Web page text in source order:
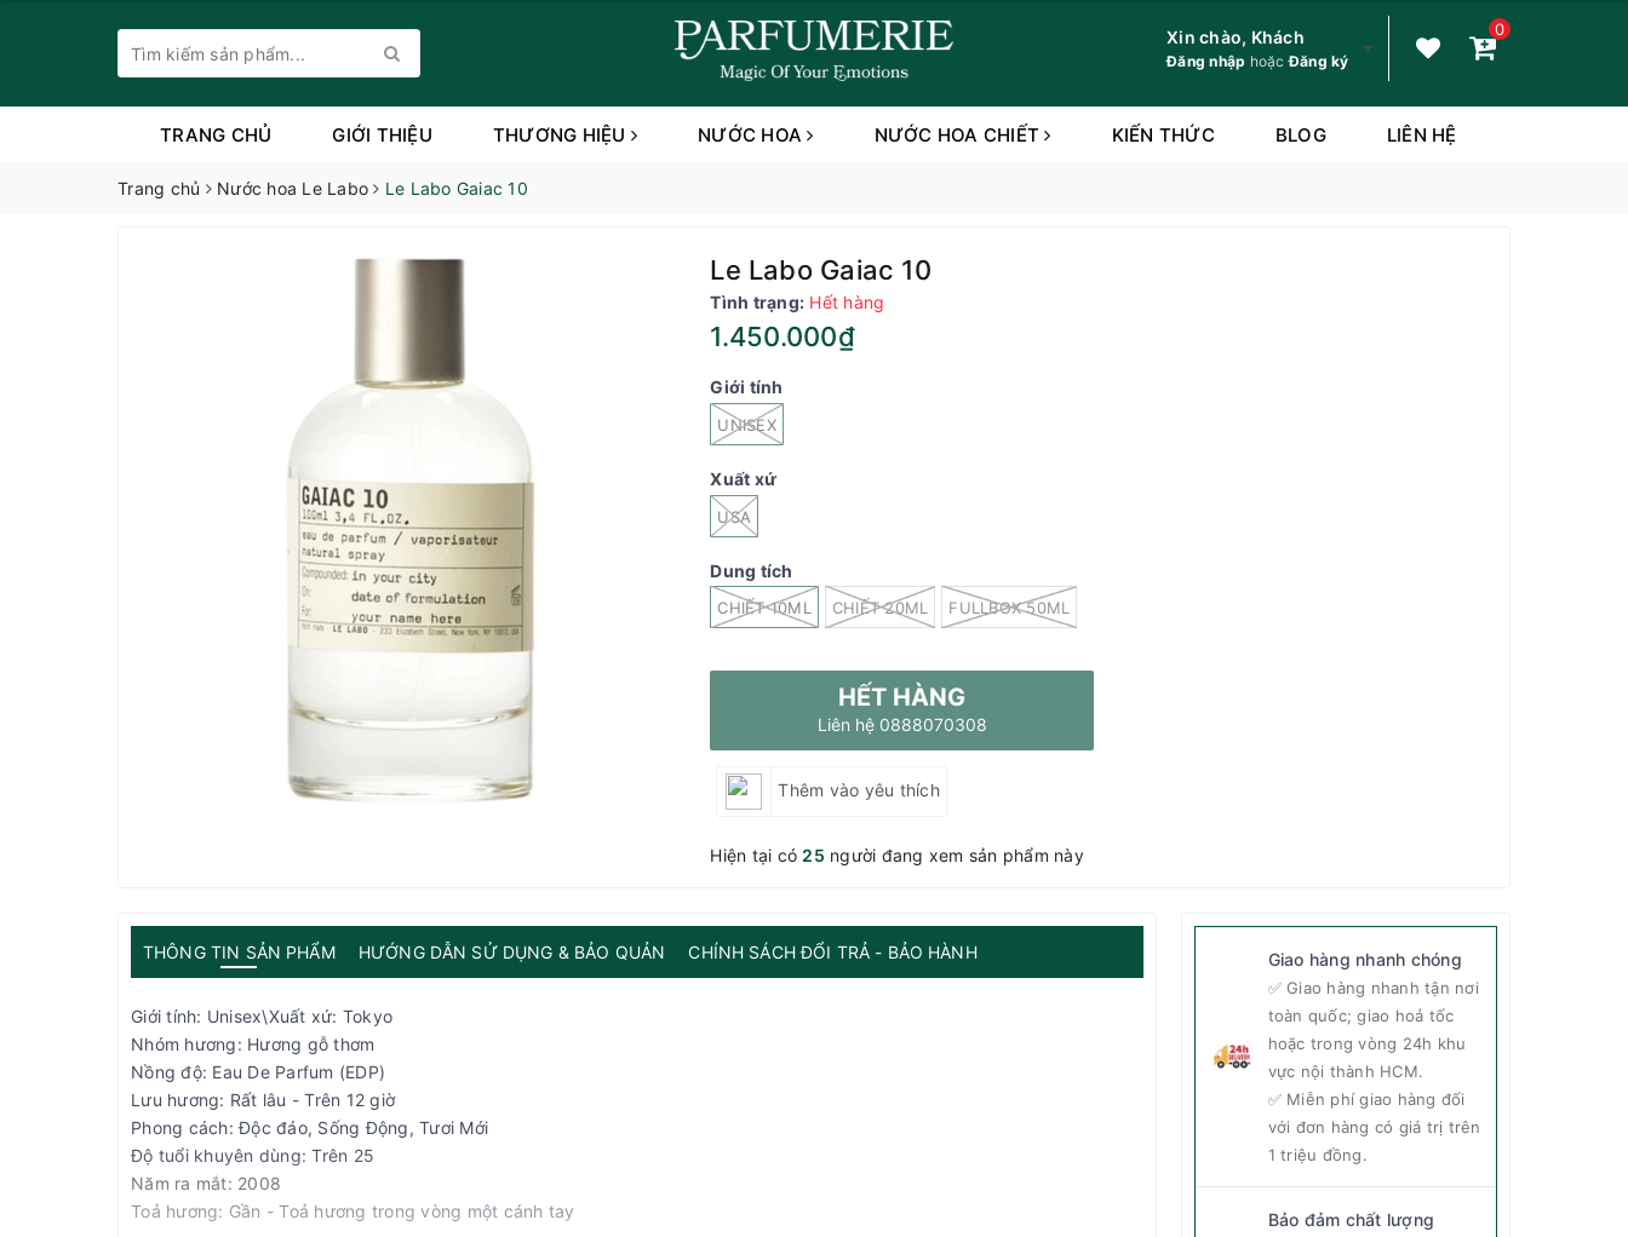
Xin chào, Khách
Đăng nhập hoặcĐăng ký
0
TRANG CHỦ GIỚI THIỆU THƯƠNG HIỆU NƯỚC HOA NƯỚC HOA CHIẾT KIẾN THỨC BLOG LIÊN HỆ
Trang chủ Nước hoa Le Labo Le Labo Gaiac 10
Le Labo Gaiac 10
Tình trạng: Hết hàng
1.450.000₫
Giới tính
UNISEX
Xuất xứ
USA
Dung tích
CHIẾT 10ML CHIẾT 20ML FULLBOX 50ML
HẾT HÀNG
Liên hệ 0888070308
Thêm vào yêu thích
Hiện tại có 25 người đang xem sản phẩm này
THÔNG TIN SẢN PHẨM HƯỚNG DẪN SỬ DỤNG & BẢO QUẢN CHÍNH SÁCH ĐỔI TRẢ - BẢO HÀNH
Giới tính: Unisex\Xuất xứ: Tokyo
Nhóm hương: Hương gỗ thơm
Nồng độ: Eau De Parfum (EDP)
Lưu hương: Rất lâu - Trên 12 giờ
Phong cách: Độc đáo, Sống Động, Tươi Mới
Độ tuổi khuyên dùng: Trên 25
Năm ra mắt: 2008
Toả hương: Gần - Toả hương trong vòng một cánh tay
Giao hàng nhanh chóng
✅ Giao hàng nhanh tận nơi
toàn quốc; giao hoả tốc
hoặc trong vòng 24h khu
vực nội thành HCM.
✅ Miễn phí giao hàng đối
với đơn hàng có giá trị trên
1 triệu đồng.
Bảo đảm chất lượng